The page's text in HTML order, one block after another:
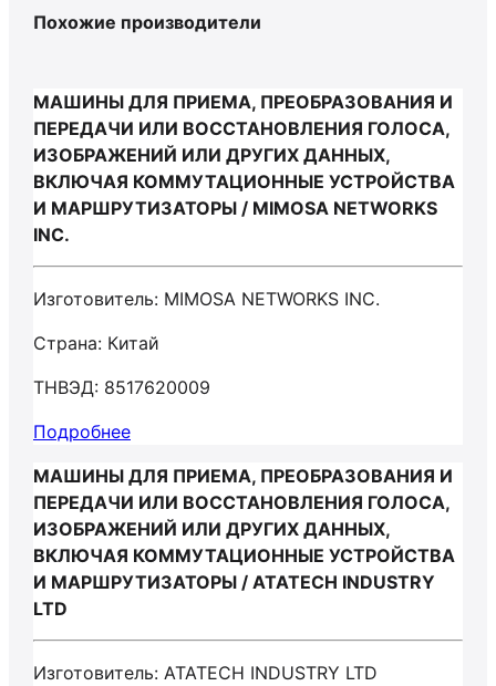
Похожие производители
МАШИНЫ ДЛЯ ПРИЕМА, ПРЕОБРАЗОВАНИЯ И
ПЕРЕДАЧИ ИЛИ ВОССТАНОВЛЕНИЯ ГОЛОСА,
ИЗОБРАЖЕНИЙ ИЛИ ДРУГИХ ДАННЫХ,
ВКЛЮЧАЯ КОММУТАЦИОННЫЕ УСТРОЙСТВА
И МАРШРУТИЗАТОРЫ / MIMOSA NETWORKS
INC.
Изготовитель: MIMOSA NETWORKS INC.
Страна: Китай
ТНВЭД: 8517620009
Подробнее
МАШИНЫ ДЛЯ ПРИЕМА, ПРЕОБРАЗОВАНИЯ И
ПЕРЕДАЧИ ИЛИ ВОССТАНОВЛЕНИЯ ГОЛОСА,
ИЗОБРАЖЕНИЙ ИЛИ ДРУГИХ ДАННЫХ,
ВКЛЮЧАЯ КОММУТАЦИОННЫЕ УСТРОЙСТВА
И МАРШРУТИЗАТОРЫ / ATATECH INDUSTRY
LTD
Изготовитель: ATATECH INDUSTRY LTD